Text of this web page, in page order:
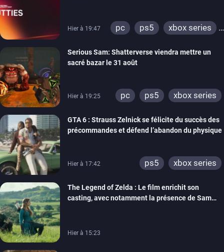
Hier à 19:47 pc ps5
xbox series
xbox one
switch 2
Serious Sam: Shatterverse viendra mettre un
sacré bazar le 31 août
Hier à 19:25 pc ps5 xbox series
GTA 6 : Strauss Zelnick se félicite du succès des
précommandes et défend l’abandon du physique
Hier à 17:42 ps5 xbox series
The Legend of Zelda : Le film enrichit son
casting, avec notamment la présence de Sam
Hier à 15:23